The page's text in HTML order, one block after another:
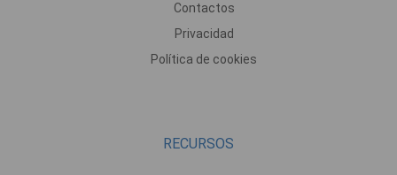
Contactos
Privacidad
Política de cookies
RECURSOS